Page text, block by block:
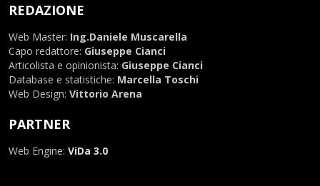
REDAZIONE
Web Master: Ing.Daniele Muscarella
Capo redattore: Giuseppe Cianci
Articolista e opinionista: Giuseppe Cianci
Database e statistiche: Marcella Toschi
Web Design: Vittorio Arena
PARTNER
Web Engine: ViDa 3.0